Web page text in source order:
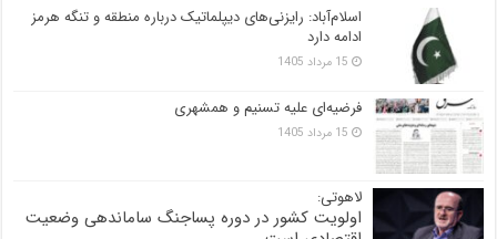
اسلام‌آباد: رایزنی‌های دیپلماتیک درباره منطقه و تنگه هرمز
ادامه دارد
15 مرداد 1405
فرضیه‌ای علیه تسنیم و همشهری
15 مرداد 1405
لاهوتی:
اولویت کشور در دوره پساجنگ ساماندهی وضعیت